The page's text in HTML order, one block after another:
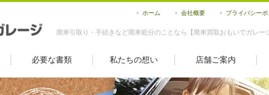
廃車引取り・手続きなど廃車処分のことなら【廃車買取おもいでガレー
ホーム 会社概要 プライバシー
必要な書類 私たちの想い 店舗ご案内